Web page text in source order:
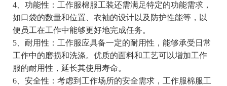
4、功能性：工作服棉服工装还需满足特定的功能需求，
如口袋的数量和位置、衣袖的设计以及防护性能等，以
便员工在工作中能够更好地完成任务。
5、耐用性：工作服应具备一定的耐用性，能够承受日常
工作中的磨损和洗涤。优质的面料和工艺可以增加工作
服的耐用性，延长其使用寿命。
6、安全性：考虑到工作场所的安全需求，工作服棉服工